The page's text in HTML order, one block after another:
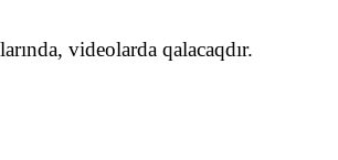
videolarda qalacaqdır.